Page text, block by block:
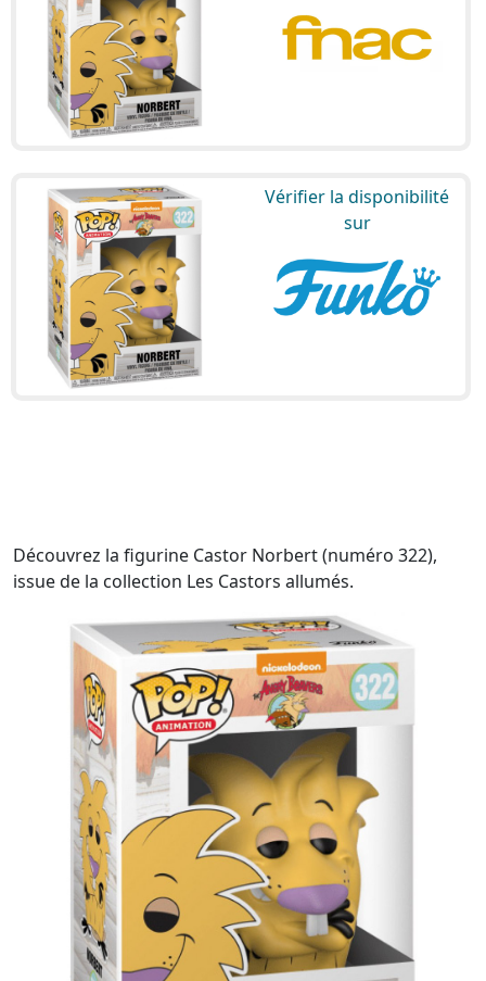
Vérifier la disponibilité
sur
Découvrez la figurine Castor Norbert (numéro 322),
issue de la collection Les Castors allumés.